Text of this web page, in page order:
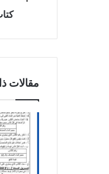
مقالات